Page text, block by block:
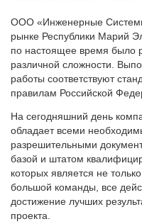
ООО «Инженерные
рынке Республики Марий
по настоящее время было
различной сложности.
работы соответствуют
правилам Российской
На сегодняшний день
обладает всеми
разрешительными
базой и штатом
которых является не
большой команды, все
достижение лучших
проекта.